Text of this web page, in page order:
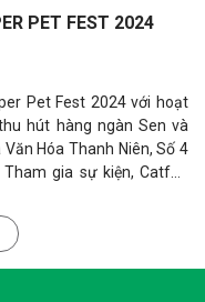
PET FEST 2024
Pet Fest 2024 với hoạt
hút hàng ngàn Sen và
Hóa Thanh Niên, Số 4
gia cuộc thi đào vàng
trị giá 1.000.000 VND!